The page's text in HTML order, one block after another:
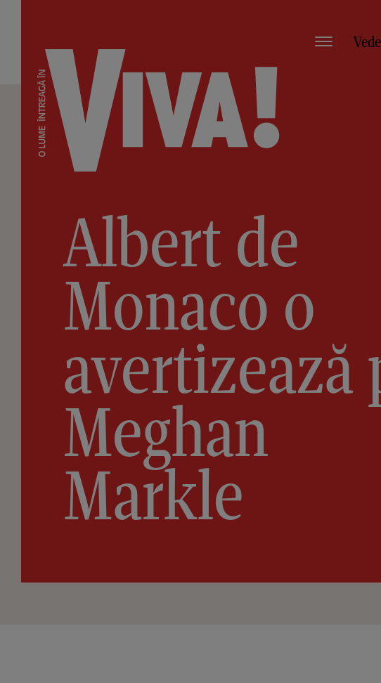
Albert de
Monaco o
avertizează
Meghan
Markle